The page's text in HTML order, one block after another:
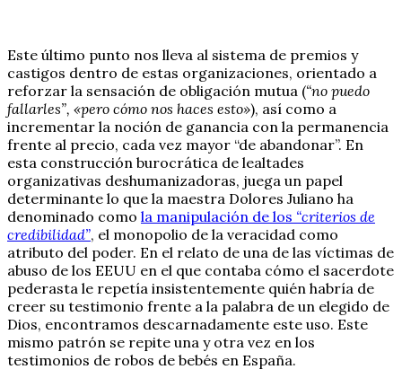
Este último punto nos lleva al sistema de premios y
castigos dentro de estas organizaciones, orientado a
reforzar la sensación de obligación mutua (“no puedo
fallarles”, «pero cómo nos haces esto»), así como a
incrementar la noción de ganancia con la permanencia
frente al precio, cada vez mayor “de abandonar”. En
esta construcción burocrática de lealtades
organizativas deshumanizadoras, juega un papel
determinante lo que la maestra Dolores Juliano ha
denominado como la manipulación de los “criterios de
credibilidad”, el monopolio de la veracidad como
atributo del poder. En el relato de una de las víctimas de
abuso de los EEUU en el que contaba cómo el sacerdote
pederasta le repetía insistentemente quién habría de
creer su testimonio frente a la palabra de un elegido de
Dios, encontramos descarnadamente este uso. Este
mismo patrón se repite una y otra vez en los
testimonios de robos de bebés en España.